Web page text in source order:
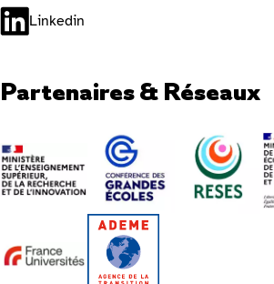
Linkedin
Partenaires & Réseaux